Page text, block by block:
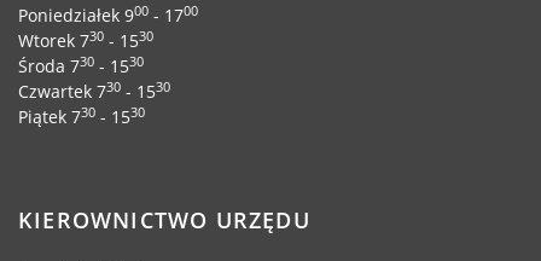
Poniedziałek 900 - 1700
Wtorek 730 - 1530
Środa 730 - 1530
Czwartek 730 - 1530
Piątek 730 - 1530
KIEROWNICTWO URZĘDU